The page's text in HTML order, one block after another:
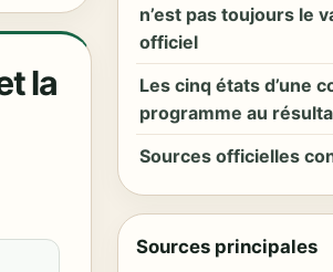
la
n’est pas toujours le
officiel
Les cinq états d’une
programme au
Sources officielles
Sources principales